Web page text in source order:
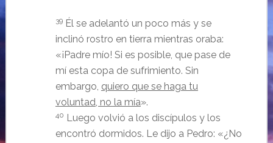
39Él se adelantó un poco más y se
inclinó rostro en tierra mientras oraba:
«¡Padre mío! Si es posible, que pase de
mí esta copa de sufrimiento. Sin
embargo, quiero que se haga tu
voluntad, no la mía».
40 Luego volvió a los discípulos y los
encontró dormidos. Le dijo a Pedro: «¿No